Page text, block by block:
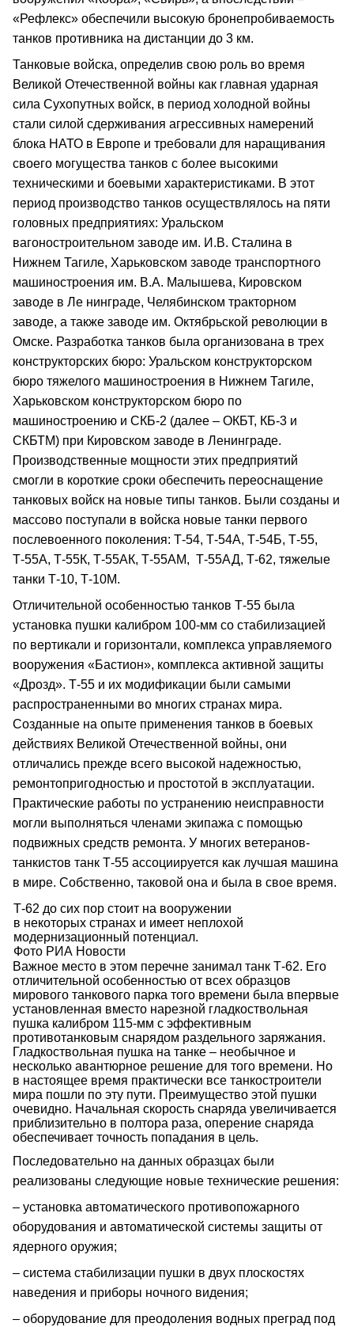
«Рефлекс» обеспечили высокую бронепробиваемость
танков противника на дистанции до 3 км.
Танковые войска, определив свою роль во время
Великой Отечественной войны как главная ударная
сила Сухопутных войск, в период холодной войны
стали силой сдерживания агрессивных намерений
блока НАТО в Европе и требовали для наращивания
своего могущества танков с более высокими
техническими и боевыми характеристиками. В этот
период производство танков осуществлялось на пяти
головных предприятиях: Уральском
вагоностроительном заводе им. И.В. Сталина в
Нижнем Тагиле, Харьковском заводе транспортного
машиностроения им. В.А. Малышева, Кировском
заводе в Ле нинграде, Челябинском тракторном
заводе, а также заводе им. Октябрьской революции в
Омске. Разработка танков была организована в трех
конструкторских бюро: Уральском конструкторском
бюро тяжелого машиностроения в Нижнем Тагиле,
Харьковском конструкторском бюро по
машиностроению и СКБ-2 (далее – ОКБТ, КБ-3 и
СКБТМ) при Кировском заводе в Ленинграде.
Производственные мощности этих предприятий
смогли в короткие сроки обеспечить переоснащение
танковых войск на новые типы танков. Были созданы и
массово поступали в войска новые танки первого
послевоенного поколения: Т-54, Т-54А, Т-54Б, Т-55,
Т-55А, Т-55К, Т-55АК, Т-55АМ, Т-55АД, Т-62, тяжелые
танки Т-10, Т-10М.
Отличительной особенностью танков Т-55 была
установка пушки калибром 100-мм со стабилизацией
по вертикали и горизонтали, комплекса управляемого
вооружения «Бастион», комплекса активной защиты
«Дрозд». Т-55 и их модификации были самыми
распространенными во многих странах мира.
Созданные на опыте применения танков в боевых
действиях Великой Отечественной войны, они
отличались прежде всего высокой надежностью,
ремонтопригодностью и простотой в эксплуатации.
Практические работы по устранению неисправности
могли выполняться членами экипажа с помощью
подвижных средств ремонта. У многих ветеранов-
танкистов танк Т-55 ассоциируется как лучшая машина
в мире. Собственно, таковой она и была в свое время.
Т-62 до сих пор стоит на вооружении
в некоторых странах и имеет неплохой
модернизационный потенциал.
Фото РИА Новости
Важное место в этом перечне занимал танк Т-62. Его
отличительной особенностью от всех образцов
мирового танкового парка того времени была впервые
установленная вместо нарезной гладкоствольная
пушка калибром 115-мм с эффективным
противотанковым снарядом раздельного заряжания.
Гладкоствольная пушка на танке – необычное и
несколько авантюрное решение для того времени. Но
в настоящее время практически все танкостроители
мира пошли по эту пути. Преимущество этой пушки
очевидно. Начальная скорость снаряда увеличивается
приблизительно в полтора раза, оперение снаряда
обеспечивает точность попадания в цель.
Последовательно на данных образцах были
реализованы следующие новые технические решения:
– установка автоматического противопожарного
оборудования и автоматической системы защиты от
ядерного оружия;
– система стабилизации пушки в двух плоскостях
наведения и приборы ночного видения;
– оборудование для преодоления водных преград под